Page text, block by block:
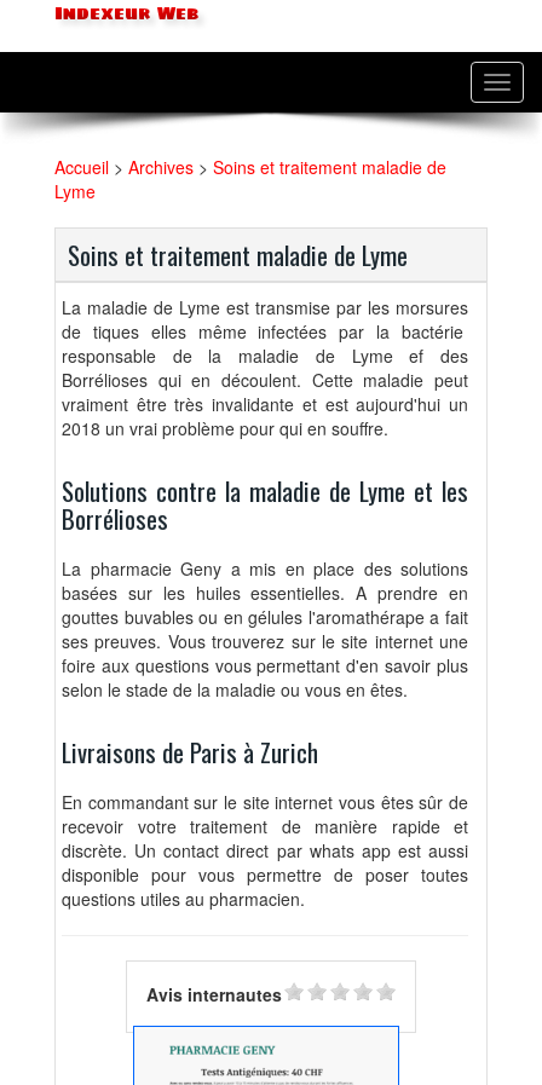
Indexeur Web
Accueil > Archives > Soins et traitement maladie de
Lyme
Soins et traitement maladie de Lyme
La maladie de Lyme est transmise par les morsures
de tiques elles même infectées par la bactérie
responsable de la maladie de Lyme ef des
Borrélioses qui en découlent. Cette maladie peut
vraiment être très invalidante et est aujourd'hui un
2018 un vrai problème pour qui en souffre.
Solutions contre la maladie de Lyme et les
Borrélioses
La pharmacie Geny a mis en place des solutions
basées sur les huiles essentielles. A prendre en
gouttes buvables ou en gélules l'aromathérape a fait
ses preuves. Vous trouverez sur le site internet une
foire aux questions vous permettant d'en savoir plus
selon le stade de la maladie ou vous en êtes.
Livraisons de Paris à Zurich
En commandant sur le site internet vous êtes sûr de
recevoir votre traitement de manière rapide et
discrète. Un contact direct par whats app est aussi
disponible pour vous permettre de poser toutes
questions utiles au pharmacien.
Avis internautes